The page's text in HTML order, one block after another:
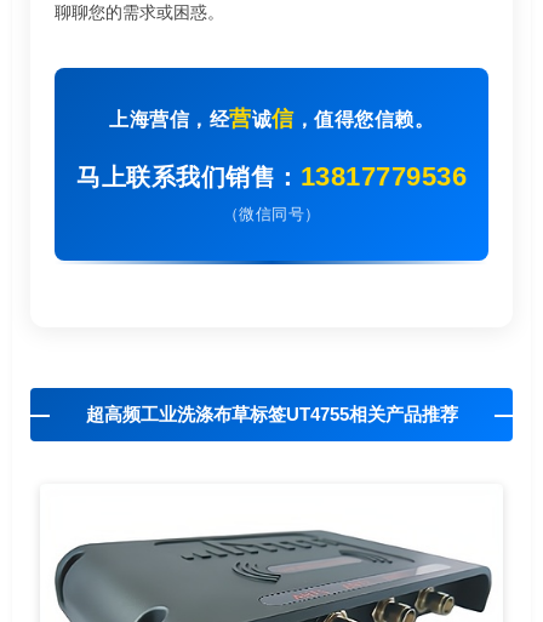
聊聊您的需求或困惑。
上海营信，经营诚信，值得您信赖。
马上联系我们销售： 13817779536
（微信同号）
超高频工业洗涤布草标签UT4755相关产品推荐